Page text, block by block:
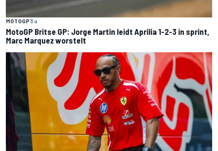
MOTOGP3 u
MotoGP Britse GP: Jorge Martin leidt Aprilia 1-2-3 in sprint,
Marc Marquez worstelt